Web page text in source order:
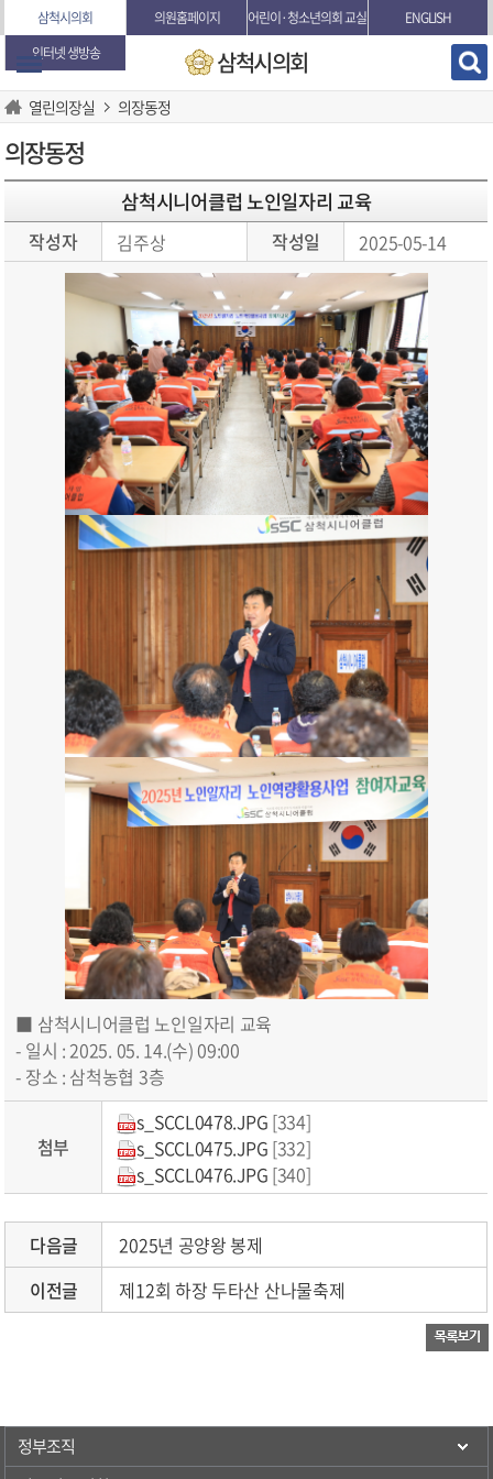
본문바로가기
삼척시의회 의원홈페이지 어린이·청소년의회 교실
ENGLISH
인터넷 생방송
삼척시의회
열린의장실 의장동정
의장동정
삼척시니어클럽 노인일자리 교육
작성자 김주상 작성일 2025-05-14
■ 삼척시니어클럽 노인일자리 교육
- 일시 : 2025. 05. 14.(수) 09:00
- 장소 : 삼척농협 3층
첨부
s_SCCL0478.JPG [334]
s_SCCL0475.JPG [332]
s_SCCL0476.JPG [340]
다음글
2025년 공양왕 봉제
이전글
제12회 하장 두타산 산나물축제
정부조직